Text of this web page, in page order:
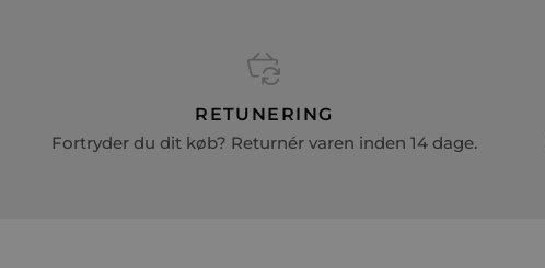
RETUNERING
Fortryder du dit køb? Returnér varen inden 14 dage.